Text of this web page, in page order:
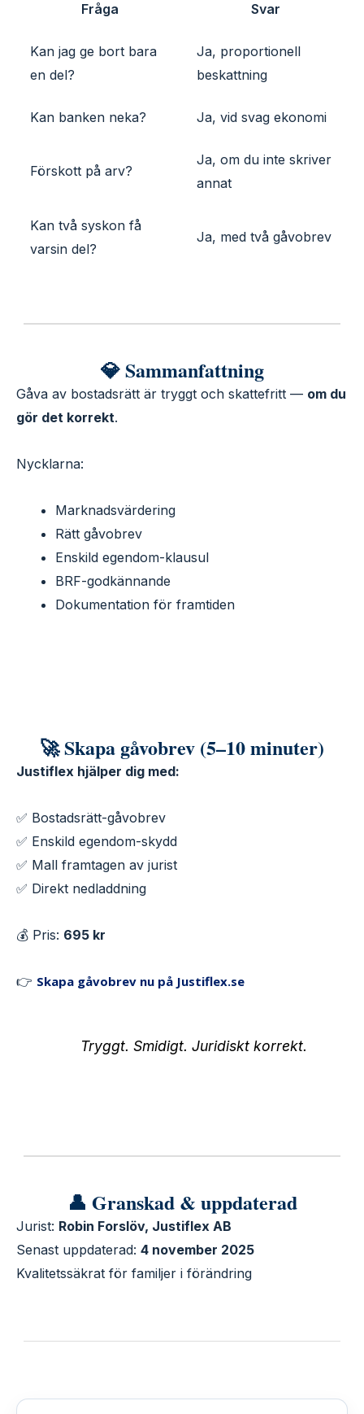
Fråga Svar
Kan jag ge bort bara
en del?
Ja, proportionell
beskattning
Kan banken neka? Ja, vid svag ekonomi
Förskott på arv?
Ja, om du inte skriver
annat
Kan två syskon få
varsin del?
Ja, med två gåvobrev
💎 Sammanfattning
Gåva av bostadsrätt är tryggt och skattefritt — om du
gör det korrekt.
Nycklarna:
Marknadsvärdering
Rätt gåvobrev
Enskild egendom-klausul
BRF-godkännande
Dokumentation för framtiden
🚀 Skapa gåvobrev (5–10 minuter)
Justiflex hjälper dig med:
✅ Bostadsrätt-gåvobrev
✅ Enskild egendom-skydd
✅ Mall framtagen av jurist
✅ Direkt nedladdning
💰 Pris: 695 kr
👉 Skapa gåvobrev nu på Justiflex.se
Tryggt. Smidigt. Juridiskt korrekt.
👤 Granskad & uppdaterad
Jurist: Robin Forslöv, Justiflex AB
Senast uppdaterad: 4 november 2025
Kvalitetssäkrat för familjer i förändring